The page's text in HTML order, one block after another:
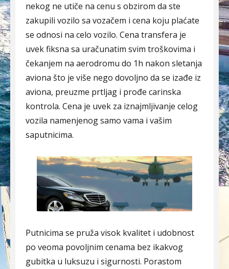
nekog ne utiče na cenu s obzirom da ste
zakupili vozilo sa vozačem i cena koju plaćate
se odnosi na celo vozilo. Cena transfera je
uvek fiksna sa uračunatim svim troškovima i
čekanjem na aerodromu do 1h nakon sletanja
aviona što je više nego dovoljno da se izađe iz
aviona, preuzme prtljag i prođe carinska
kontrola. Cena je uvek za iznajmljivanje celog
vozila namenjenog samo vama i vašim
saputnicima.
Putnicima se pruža visok kvalitet i udobnost
po veoma povoljnim cenama bez ikakvog
gubitka u luksuzu i sigurnosti. Porastom